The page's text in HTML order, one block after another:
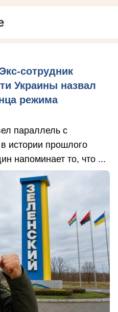
сотрудник
Украины назвал
режима
параллель с
истории прошлого
напоминает то, что ...